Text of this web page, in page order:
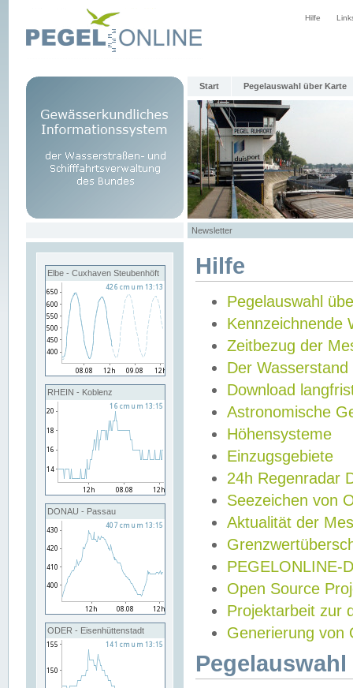
Hilfe
Start Pegelauswahl über Karte
Newsletter
Elbe - Cuxhaven Steubenhöft
RHEIN - Koblenz
DONAU - Passau
ODER - Eisenhüttenstadt
Hilfe
Pegelauswahl
Kennzeichnende
Zeitbezug der
Der Wasserstand
Download
Astronomische
Höhensysteme
Einzugsgebiete
24h Regenradar
Seezeichen von
Aktualität der
PEGELONLINE-
Open Source
Projektarbeit zur
Generierung von